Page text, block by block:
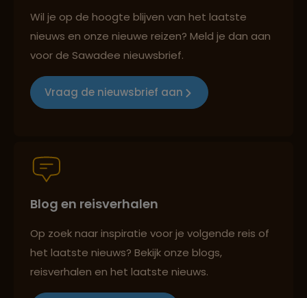
Reizen met oog voor mens, cultuur en milieu
Persoonlijk en deskundig reisadvies
Best beoordeelde reisroutes
Wil je op de hoogte blijven van het laatste
nieuws en onze nieuwe reizen? Meld je dan aan
voor de Sawadee nieuwsbrief.
Vraag de nieuwsbrief aan
Blog en reisverhalen
Op zoek naar inspiratie voor je volgende reis of
het laatste nieuws? Bekijk onze blogs,
reisverhalen en het laatste nieuws.